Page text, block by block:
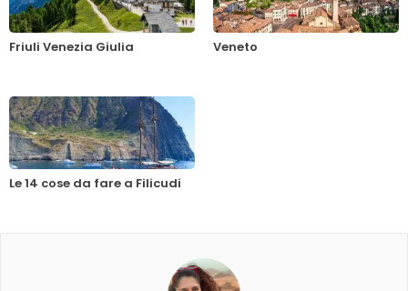
Friuli Venezia Giulia Veneto
Le 14 cose da fare a Filicudi